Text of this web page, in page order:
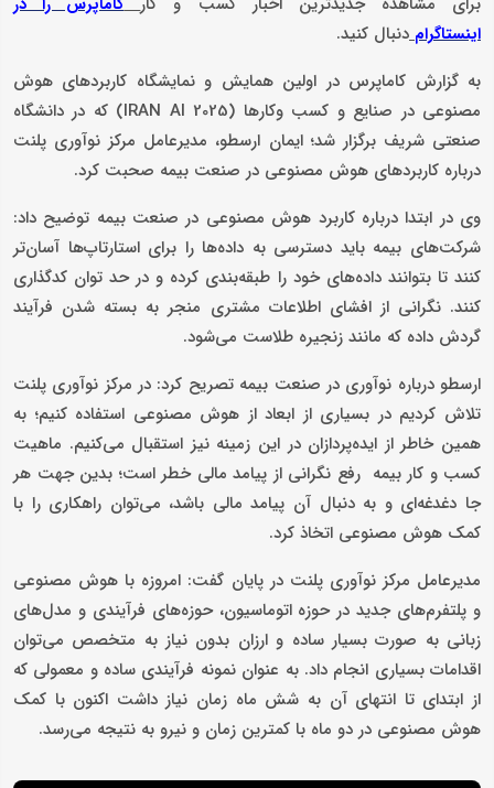
اینستاگرام دنبال کنید.
به گزارش کاماپرس در اولین همایش و نمایشگاه کاربردهای هوش
مصنوعی در صنایع و کسب وکارها (IRAN AI 2025) که در دانشگاه
صنعتی شریف برگزار شد؛ ایمان ارسطو، مدیرعامل مرکز نوآوری پلنت
درباره کاربردهای هوش مصنوعی در صنعت بیمه صحبت کرد.
وی در ابتدا درباره کاربرد هوش مصنوعی در صنعت بیمه توضیح داد:
شرکت‌های بیمه باید دسترسی به داده‌ها را برای استارتاپ‌ها آسان‌تر
کنند تا بتوانند داده‌های خود را طبقه‌بندی کرده و در حد توان کدگذاری
کنند. نگرانی از افشای اطلاعات مشتری منجر به بسته شدن فرآیند
گردش داده که مانند زنجیره طلاست می‌شود.
ارسطو درباره نوآوری در صنعت بیمه تصریح کرد: در مرکز نوآوری پلنت
تلاش کردیم در بسیاری از ابعاد از هوش مصنوعی استفاده کنیم؛ به
همین خاطر از ایده‌پردازان در این زمینه نیز استقبال می‌کنیم. ماهیت
کسب و کار بیمه رفع نگرانی از پیامد مالی خطر است؛ بدین جهت هر
جا دغدغه‌ای و به دنبال آن پیامد مالی باشد، می‌توان راهکاری را با
کمک هوش مصنوعی اتخاذ کرد.
مدیرعامل مرکز نوآوری پلنت در پایان گفت: امروزه با هوش مصنوعی
و پلتفرم‌های جدید در حوزه اتوماسیون، حوزه‌های فرآیندی و مدل‌های
زبانی به صورت بسیار ساده و ارزان بدون نیاز به متخصص می‌توان
اقدامات بسیاری انجام داد. به عنوان نمونه فرآیندی ساده و معمولی که
از ابتدای تا انتهای آن به شش ماه زمان نیاز داشت اکنون با کمک
هوش مصنوعی در دو ماه با کمترین زمان و نیرو به نتیجه می‌رسد.